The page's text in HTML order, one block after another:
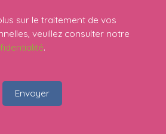
sur le traitement de vos
veuillez consulter notre
.
Envoyer